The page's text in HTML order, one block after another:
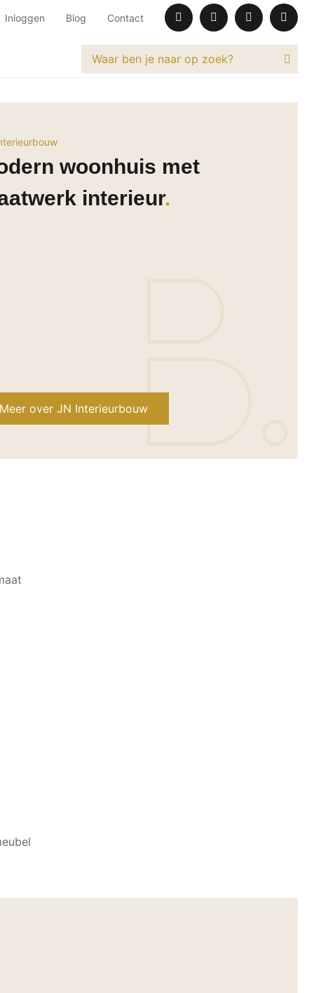
Inloggen Blog Contact
woonhuis met
interieur
Meer over JN Interieurbouw